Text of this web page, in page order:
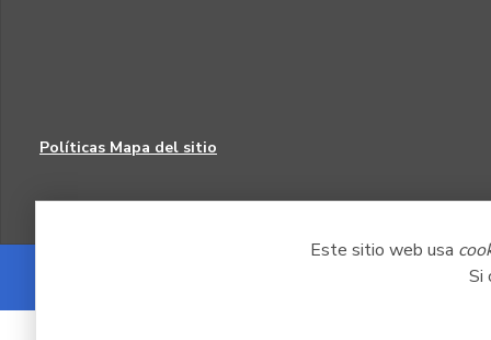
Este sitio web usa
Si
Políticas Mapa del sitio